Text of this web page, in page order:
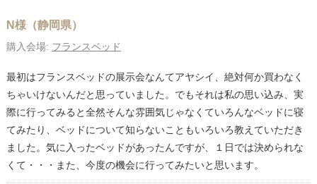
N様（静岡県）
購入会場: フランスベッド
最初はフランスベッドの展示会なんてアヤシイ、絶対何か買わなく
ちゃいけないんだと思っていました。でもそれは私の思い込み、実
際に行ってみると全然そんな雰囲気じゃなくていろんなベッドに寝
てみたり、ベッドについて知らないこともいろいろ教えていただき
ました。気に入ったベッドがあったんですが、１日では決められな
くて・・・また、今度の機会に行ってみたいと思います。